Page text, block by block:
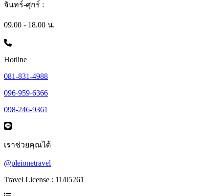
จันทร์-ศุกร์ :
09.00 - 18.00 น.
Hotline
081-831-4988
096-959-6366
098-246-9361
เราช่วยคุณได้
@pleionetravel
Travel License : 11/05261